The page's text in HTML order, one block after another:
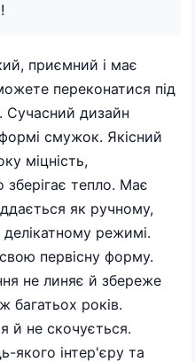
приємний і має
переконатися під
Сучасний дизайн
смужок. Якісний
міцність,
зберігає тепло. Має
як ручному,
режимі.
первісну форму.
не линяє й збереже
багатьох років.
й не скочується.
якого інтер'єру та